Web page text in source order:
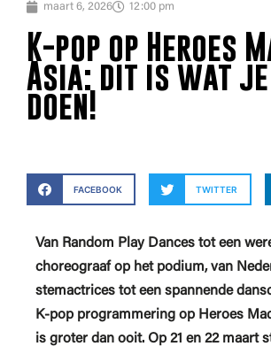
maart 6, 2026 12:00 pm
K-pop op Heroes
Asia: dit is wat
doen!
FACEBOOK TWITTER
Van Random Play Dances tot een
choreograaf op het podium, van
stemactrices tot een spannende
K-pop programmering op Heroes
is groter dan ooit. Op 21 en 22 maart